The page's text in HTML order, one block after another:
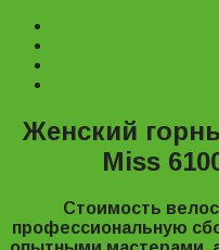
Женский
Miss
Стоимость
профессиональную